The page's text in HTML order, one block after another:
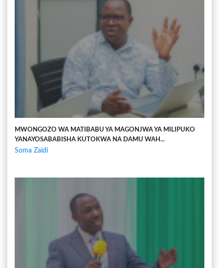
MWONGOZO WA MATIBABU YA MAGONJWA YA MILIPUKO
YANAYOSABABISHA KUTOKWA NA DAMU WAH...
Soma Zaidi